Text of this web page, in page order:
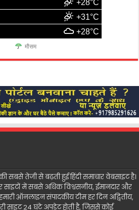
+28°C
+31°C
+28°C
मौसम
तेजी से बढ़ती हुई हिंदी समाचार वेबसाइट है।
साइटों में सबसे अधिक विश्वसनीय, ईमानदार और
हमारी ऑनलाइन संपादकीय टीम हर दिन अद्वितीय,
साइट 24 घंटे अपडेट होती है, जिससे कोई